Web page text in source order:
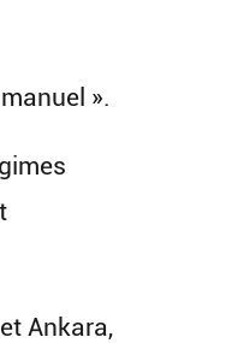
».
Ankara,